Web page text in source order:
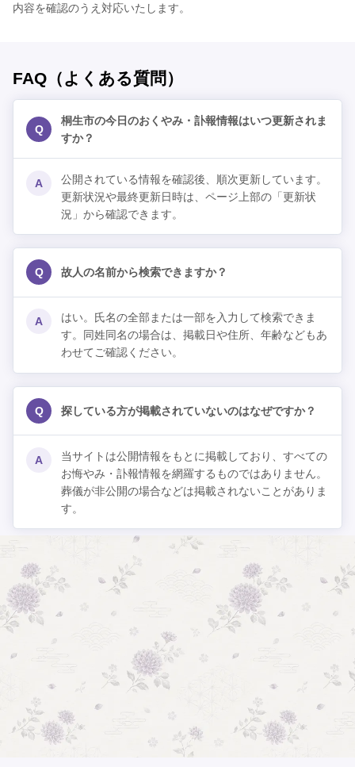
内容を確認のうえ対応いたします。
FAQ（よくある質問）
Q
桐生市の今日のおくやみ・訃報情報はいつ更新されま
すか？
A
公開されている情報を確認後、順次更新しています。
更新状況や最終更新日時は、ページ上部の「更新状
況」から確認できます。
Q 故人の名前から検索できますか？
A
はい。氏名の全部または一部を入力して検索できま
す。同姓同名の場合は、掲載日や住所、年齢などもあ
わせてご確認ください。
Q 探している方が掲載されていないのはなぜですか？
A
当サイトは公開情報をもとに掲載しており、すべての
お悔やみ・訃報情報を網羅するものではありません。
葬儀が非公開の場合などは掲載されないことがありま
す。